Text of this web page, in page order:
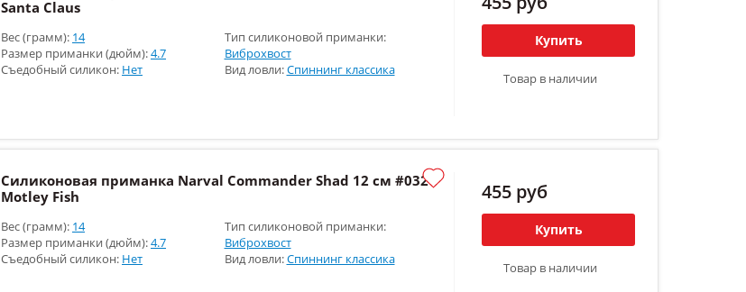
Santa Claus
Вес (грамм): 14
Размер приманки (дюйм):4.7
Съедобный силикон: Нет
Тип силиконовой приманки:
Виброхвост
Вид ловли:Спиннинг классика
Купить
Товар в наличии
Силиконовая приманка Narval Commander Shad 12 см #032
Motley Fish
Вес (грамм): 14
Размер приманки (дюйм):4.7
Съедобный силикон: Нет
Тип силиконовой приманки:
Виброхвост
Вид ловли:Спиннинг классика
455 руб
Купить
Товар в наличии